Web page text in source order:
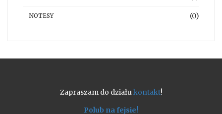
NOTESY (0)
Zapraszam do działukontakt!
Polub na fejsie!